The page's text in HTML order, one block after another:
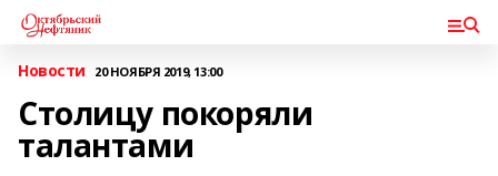
Новости 20 НОЯБРЯ 2019, 13:00
Столицу покоряли
талантами